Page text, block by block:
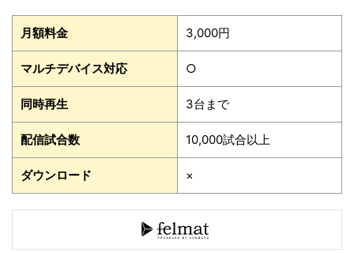
月額料金 3,000円
マルチデバイス対応 ○
同時再生 3台まで
配信試合数 10,000試合以上
ダウンロード ×